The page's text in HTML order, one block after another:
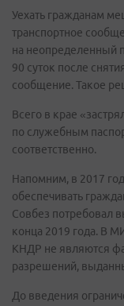
Уехать гражданам
транспортное
на неопределенный
90 суток после
сообщение. Такое
Всего в крае
по служебным
соответственно.
Напомним, в 2017
обеспечивать
Совбез потребовал
конца 2019 года. В
КНДР не являются
разрешений,
До введения